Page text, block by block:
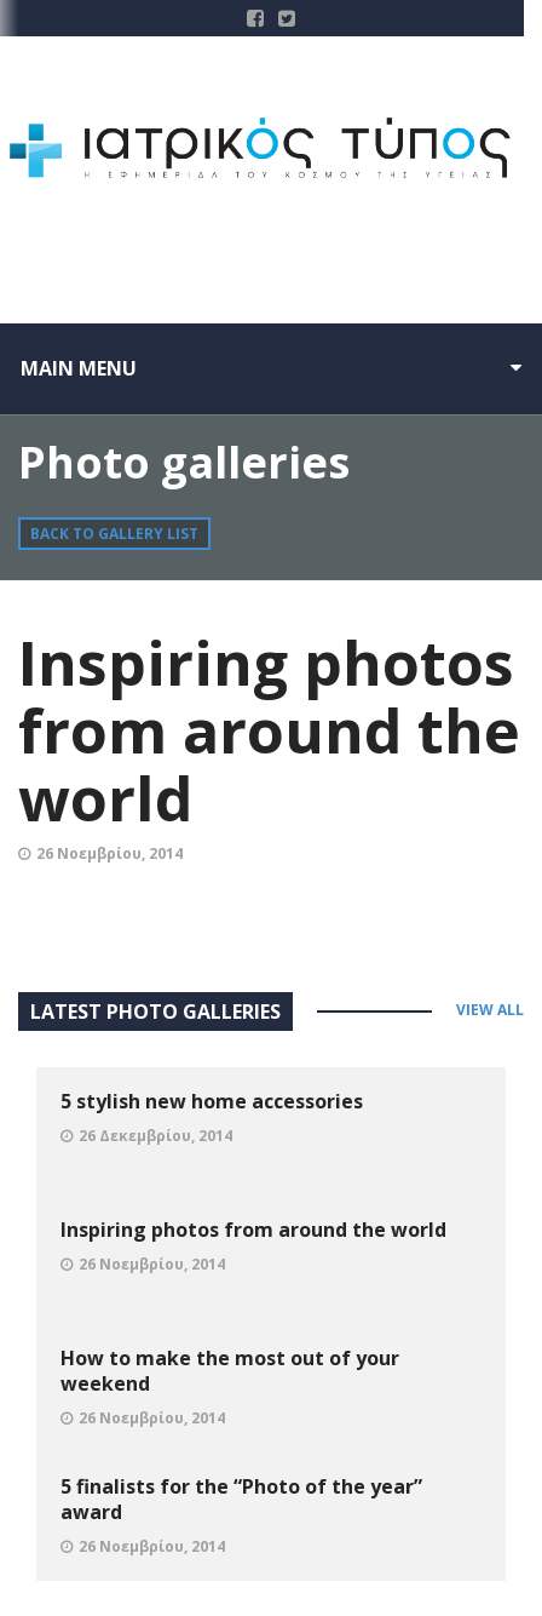
MAIN MENU
Photo galleries
BACK TO GALLERY LIST
Inspiring photos
from around the
world
26 Νοεμβρίου, 2014
LATEST PHOTO GALLERIES VIEW ALL
5 stylish new home accessories
26 Δεκεμβρίου, 2014
Inspiring photos from around the world
26 Νοεμβρίου, 2014
How to make the most out of your
weekend
26 Νοεμβρίου, 2014
5 finalists for the “Photo of the year”
award
26 Νοεμβρίου, 2014